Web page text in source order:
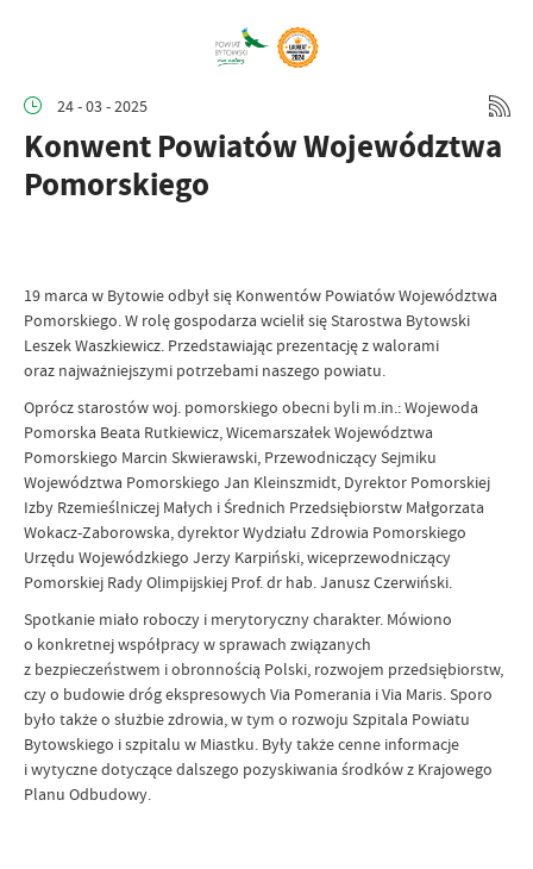
24 - 03 - 2025
Konwent Powiatów Województwa
Pomorskiego
19 marca w Bytowie odbył się Konwentów Powiatów Województwa
Pomorskiego. W rolę gospodarza wcielił się Starostwa Bytowski
Leszek Waszkiewicz. Przedstawiając prezentację z walorami
oraz najważniejszymi potrzebami naszego powiatu.
Oprócz starostów woj. pomorskiego obecni byli m.in.: Wojewoda
Pomorska Beata Rutkiewicz, Wicemarszałek Województwa
Pomorskiego Marcin Skwierawski, Przewodniczący Sejmiku
Województwa Pomorskiego Jan Kleinszmidt, Dyrektor Pomorskiej
Izby Rzemieślniczej Małych i Średnich Przedsiębiorstw Małgorzata
Wokacz-Zaborowska, dyrektor Wydziału Zdrowia Pomorskiego
Urzędu Wojewódzkiego Jerzy Karpiński, wiceprzewodniczący
Pomorskiej Rady Olimpijskiej Prof. dr hab. Janusz Czerwiński.
Spotkanie miało roboczy i merytoryczny charakter. Mówiono
o konkretnej współpracy w sprawach związanych
z bezpieczeństwem i obronnością Polski, rozwojem przedsiębiorstw,
czy o budowie dróg ekspresowych Via Pomerania i Via Maris. Sporo
było także o służbie zdrowia, w tym o rozwoju Szpitala Powiatu
Bytowskiego i szpitalu w Miastku. Były także cenne informacje
i wytyczne dotyczące dalszego pozyskiwania środków z Krajowego
Planu Odbudowy.